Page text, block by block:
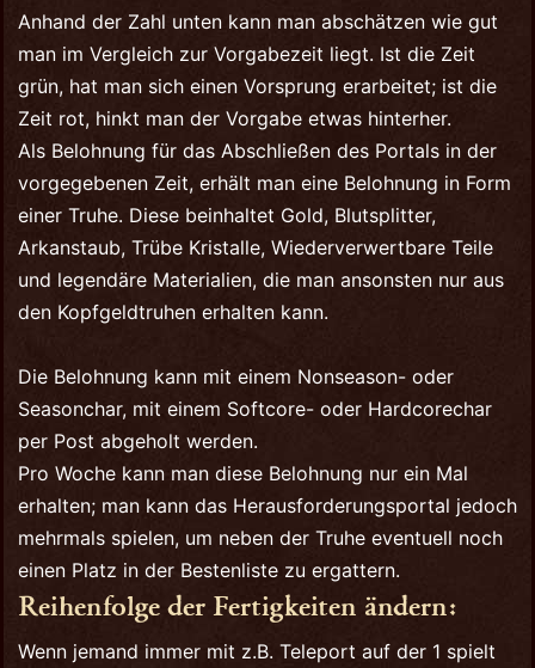
Anhand der Zahl unten kann man abschätzen wie gut
man im Vergleich zur Vorgabezeit liegt. Ist die Zeit
grün, hat man sich einen Vorsprung erarbeitet; ist die
Zeit rot, hinkt man der Vorgabe etwas hinterher.
Als Belohnung für das Abschließen des Portals in der
vorgegebenen Zeit, erhält man eine Belohnung in Form
einer Truhe. Diese beinhaltet Gold, Blutsplitter,
Arkanstaub, Trübe Kristalle, Wiederverwertbare Teile
und legendäre Materialien, die man ansonsten nur aus
den Kopfgeldtruhen erhalten kann.
Die Belohnung kann mit einem Nonseason- oder
Seasonchar, mit einem Softcore- oder Hardcorechar
per Post abgeholt werden.
Pro Woche kann man diese Belohnung nur ein Mal
erhalten; man kann das Herausforderungsportal jedoch
mehrmals spielen, um neben der Truhe eventuell noch
einen Platz in der Bestenliste zu ergattern.
Reihenfolge der Fertigkeiten ändern:
Wenn jemand immer mit z.B. Teleport auf der 1 spielt